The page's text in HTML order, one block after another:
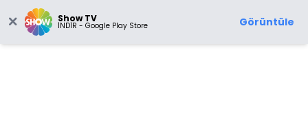
Show TV
İNDİR - Google Play Store Görüntüle